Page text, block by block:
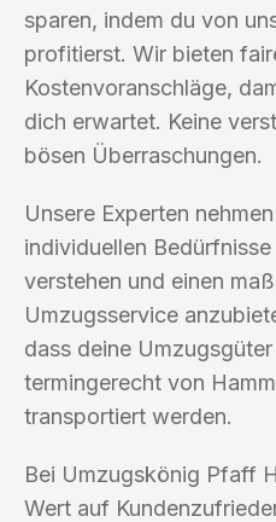
sparen, indem du von
profitierst. Wir bieten
Kostenvoranschläge,
dich erwartet. Keine
bösen Überraschungen.
Unsere Experten
individuellen
verstehen und einen
Umzugsservice
dass deine
termingerecht von
transportiert werden.
Bei Umzugskönig Pfaff
Wert auf